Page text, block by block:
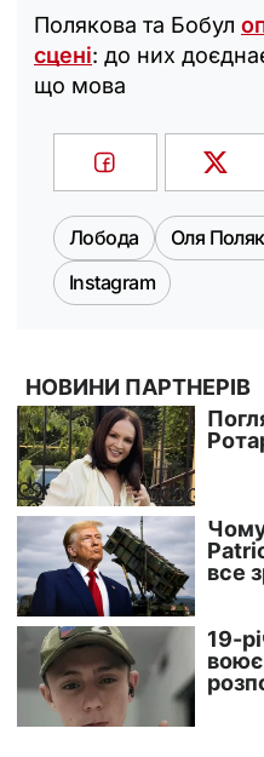
Полякова та Бобул
сцені: до них
що мова
Лобода Оля
Instagram